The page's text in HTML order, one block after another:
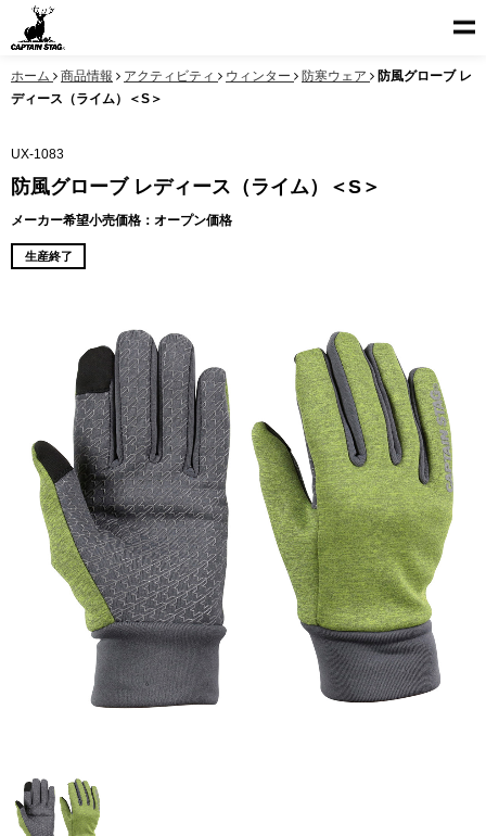
ホーム 商品情報 アクティビティ ウィンター 防寒ウェア
防風グローブ レ
ディース（ライム）＜S＞
UX-1083
防風グローブ レディース（ライム）＜S＞
メーカー希望小売価格：オープン価格
生産終了